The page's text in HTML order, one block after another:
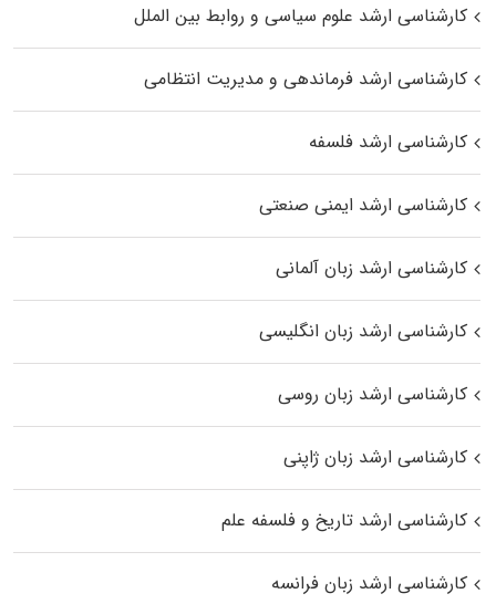
کارشناسی ارشد علوم سیاسی و روابط بین الملل
کارشناسی ارشد فرماندهی و مدیریت انتظامی
کارشناسی ارشد فلسفه
کارشناسی ارشد ایمنی صنعتی
کارشناسی ارشد زبان آلمانی
کارشناسی ارشد زبان انگلیسی
کارشناسی ارشد زبان روسی
کارشناسی ارشد زبان ژاپنی
کارشناسی ارشد تاریخ و فلسفه علم
کارشناسی ارشد زبان فرانسه